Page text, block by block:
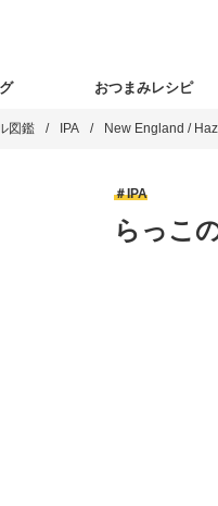
おつまみレシピ
図鑑 IPA New England /
IPA
らっこ